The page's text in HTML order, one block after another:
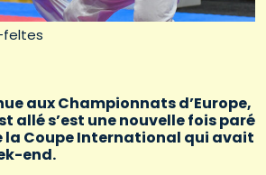
feltes
aux Championnats d’Europe,
allé s’est une nouvelle fois paré
la Coupe International qui avait
end.